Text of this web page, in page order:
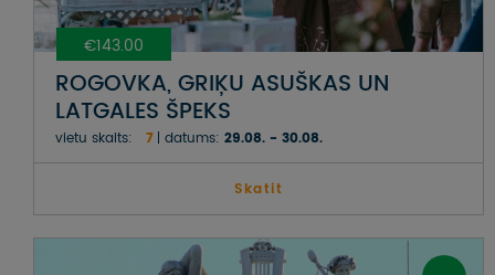
€143.00
ROGOVKA, GRIĶU ASUŠKAS UN
LATGALES ŠPEKS
vietu skaits: 7 datums: 29.08. - 30.08.
Skatit